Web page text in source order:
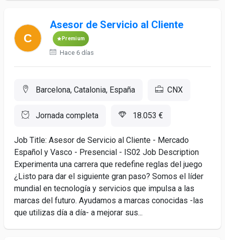
Asesor de Servicio al Cliente
Premium
Hace 6 días
Barcelona, Catalonia, España CNX
Jornada completa 18.053 €
Job Title: Asesor de Servicio al Cliente - Mercado
Español y Vasco - Presencial - IS02 Job Description
Experimenta una carrera que redefine reglas del juego
¿Listo para dar el siguiente gran paso? Somos el líder
mundial en tecnología y servicios que impulsa a las
marcas del futuro. Ayudamos a marcas conocidas -las
que utilizas día a día- a mejorar sus...